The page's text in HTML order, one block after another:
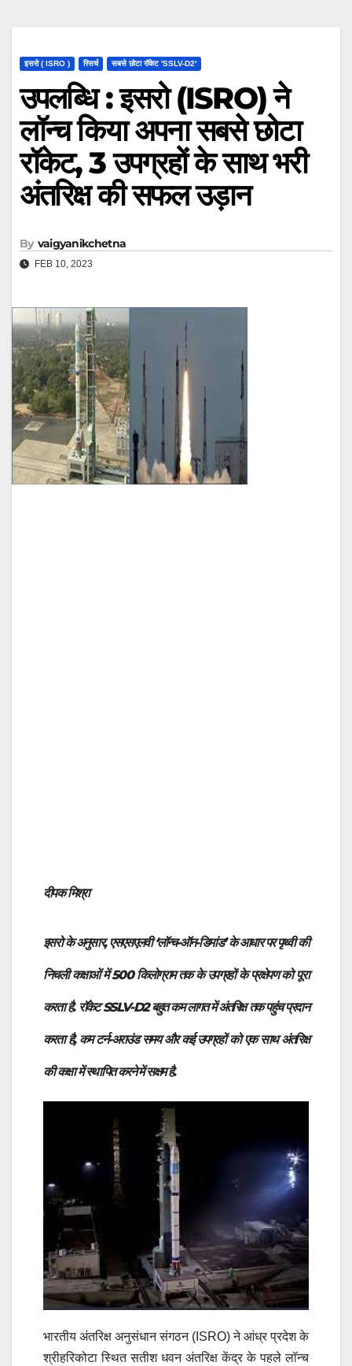
इसरो ( ISRO ) रिसर्च सबसे छोटा रॉकेट 'SSLV-D2'
उपलब्धि : इसरो (ISRO) ने
लॉन्च किया अपना सबसे छोटा
रॉकेट, 3 उपग्रहों के साथ भरी
अंतरिक्ष की सफल उड़ान
By vaigyanikchetna
FEB 10, 2023
दीपक मिश्रा
इसरो के अनुसार, एसएसएलवी ‘लॉन्च-ऑन-डिमांड’ के आधार पर पृथ्वी की
निचली कक्षाओं में 500 किलोग्राम तक के उपग्रहों के प्रक्षेपण को पूरा
करता है. रॉकेट SSLV-D2 बहुत कम लागत में अंतरिक्ष तक पहुंच प्रदान
करता है, कम टर्न-अराउंड समय और कई उपग्रहों को एक साथ अंतरिक्ष
की कक्षा में स्थापित करने में सक्षम है.
भारतीय अंतरिक्ष अनुसंधान संगठन (ISRO) ने आंध्र प्रदेश के
श्रीहरिकोटा स्थित सतीश धवन अंतरिक्ष केंद्र के पहले लॉन्च